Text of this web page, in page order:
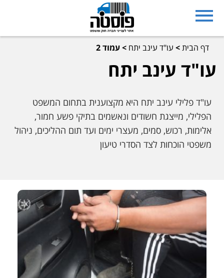
דף הבית> עו"ד עינב יתח >עמוד 2
עו"ד עינב יתח
עו"ד פלילי עינב יתח היא מקצוענית בתחום המשפט
הפלילי, מייצגת חשודים ונאשמים בתיקי פשע חמור,
אלימות, רכוש, סמים, מעצרי ימים ועד תום ההליכים, ניהול
משפטי הוכחות לצד הסדרי טיעון